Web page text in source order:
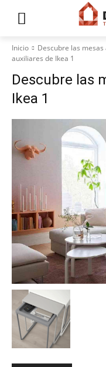
Inicio Descubre las
auxiliares de Ikea 1
Descubre las
Ikea 1